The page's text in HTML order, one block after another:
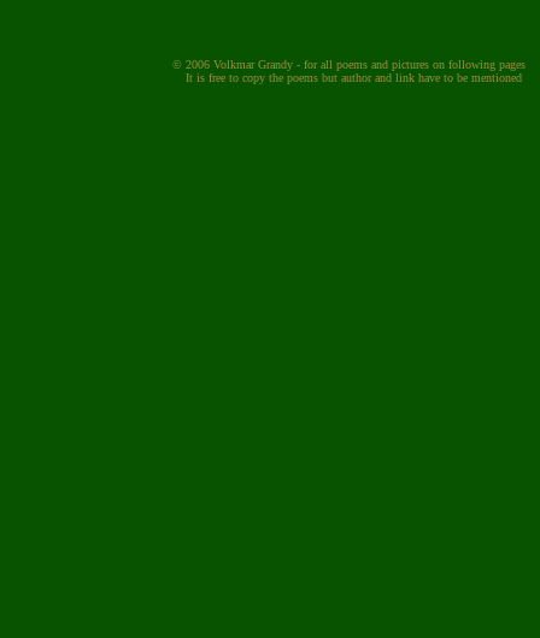
© 2006 Volkmar Grandy - for all poems and pictures on following pages
It is free to copy the poems but author and link have to be mentioned